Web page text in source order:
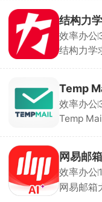
复 typo
轻量级、
景做到极
身在何处
脑，就能
台设备完
种问题。
结构力
效率办公
结构力学
设计图，
析，功能
需求，调
质，进行
Temp
效率办公
Temp
mail.org
可自定义
实名信息
持接收和
网易邮
效率办公
网易邮箱